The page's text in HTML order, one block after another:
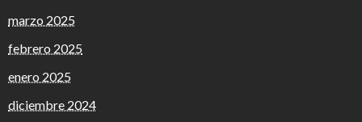
marzo 2025
febrero 2025
enero 2025
diciembre 2024